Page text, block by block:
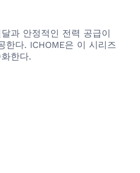
과 안정적인 전력 공급이
다. ICHOME은 이 시리즈
한다.